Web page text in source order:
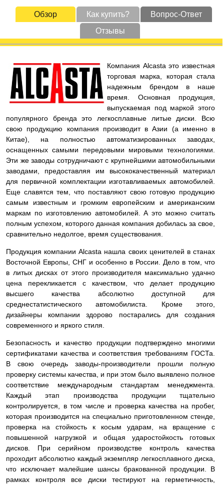
Обзор Как купить?
Вопрос-Ответ
Отзывы
Компания Alcasta это известная
торговая марка, которая стала
надежным брендом в наше
время. Основная продукция,
выпускаемая под маркой этого
популярного бренда это легкосплавные литые диски. Всю
свою продукцию компания производит в Азии (а именно в
Китае), на полностью автоматизированных заводах,
оснащенных самыми передовыми мировыми технологиями.
Эти же заводы сотрудничают с крупнейшими автомобильными
заводами, предоставляя им высококачественный материал
для первичной комплектации изготавливаемых автомобилей.
Еще славятся тем, что поставляют свою готовую продукцию
самым известным и громким европейским и американским
маркам по изготовлению автомобилей. А это можно считать
полным успехом, которого данная компания добилась за свое,
сравнительно недолгое, время существования.
Продукция компании Alcasta нашла своих ценителей в станах
Восточной Европы, СНГ и особенно в России. Дело в том, что
в литых дисках от этого производителя максимально удачно
цена перекликается с качеством, что делает продукцию
высшего качества абсолютно доступной для
среднестатистического автомобилиста. Кроме этого,
дизайнеры компании здорово постарались для создания
современного и яркого стиля.
Безопасность и качество продукции подтверждено многими
сертификатами качества и соответствия требованиям ГОСТа.
В свою очередь заводы-производители прошли полную
проверку системы качества, и при этом было выявлено полное
соответствие международным стандартам менеджмента.
Каждый этап производства продукции тщательно
контролируется, в том числе и проверка качества на пробег,
которая производится на специально приготовленном стенде,
проверка на стойкость к косым ударам, на вращение с
повышенной нагрузкой и общая ударостойкость готовых
дисков. При серийном производстве контроль качества
проходит абсолютно каждый экземпляр легкосплавного диска,
что исключает малейшие шансы бракованной продукции. В
рамках контроля все диски тестируют на герметичность,